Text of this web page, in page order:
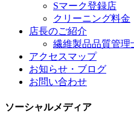
Sマーク登録店
クリーニング料金
店長のご紹介
繊維製品品質管理
アクセスマップ
お知らせ・ブログ
お問い合わせ
ソーシャルメディア